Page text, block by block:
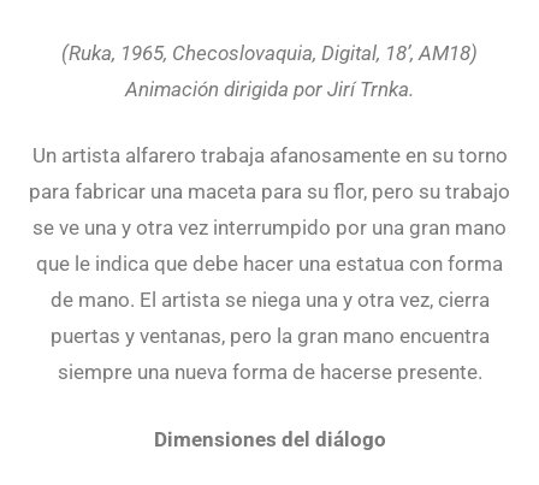
(Ruka, 1965, Checoslovaquia, Digital, 18’, AM18)
Animación dirigida por Jirí Trnka.
Un artista alfarero trabaja afanosamente en su torno
para fabricar una maceta para su flor, pero su trabajo
se ve una y otra vez interrumpido por una gran mano
que le indica que debe hacer una estatua con forma
de mano. El artista se niega una y otra vez, cierra
puertas y ventanas, pero la gran mano encuentra
siempre una nueva forma de hacerse presente.
Dimensiones del diálogo